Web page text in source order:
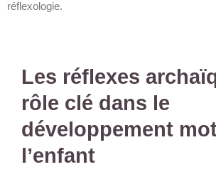
réflexologie.
Les réflexes
rôle clé dans le
développement
l’enfant